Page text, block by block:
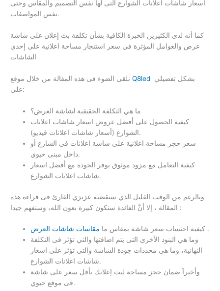
اسعار شاشات اعلانات الشوارع التى لها نفس التصميم والمقاس وحتى
نفس المواصفات.
كما أنه لدى الكثيرين الخبرة الكافية بشأن تكلفة بث إعلان على شاشة
عرض والعوامل المؤثرة في سعر استئجار مساحة اعلانية على إحدى
الشاشات
نلقى الضوء فى هذه المقالة من خلال موقعQ8led
على:
ما هي التكلفة الحقيقية لشاشة العرض؟
كيفية الحصول على أفضل عروض اسعار شاشات اعلانات
الشوارع (أسعار شاشات اعلانات فيديو).
سعر حجز مساحة اعلانية على شاشة اعلانات في الشارع أو
داخل مبنى حيوي.
كيفية التعامل مع مزود موثوق يوفر الجودة مع أفضل اسعار
شاشات اعلانات الشوارع.
وبالرغم من الوقت القليل الذي ستقضيه عزيزي القارئ فى قراءة هذه
المقالة ، إلا أنَّ الفائدة ستكون كبيرة بعون الله، وستفهم جيدا :
كيفية احتساب سعر شاشة بمقاس ما مقاسات شاشات العرض
.
وما هي البنود الأخرى التى يتم اضافتها والتي تؤثر فى التكلفة
النهائية، وما هى محددات جودة الشاشة والتي تؤثر على اسعار
شاشات اعلانات الشوارع.
وأخيراََ ضمان حجز مساحة لبث إعلانك بأقل سعر على شاشة
فى موقع حيوي.